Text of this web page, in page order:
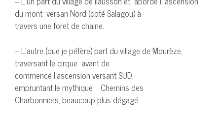
du mont versan Nord (coté Salagou) à
travers une foret de chaine.
– L’autre (que je péfère) part du village de Mourèze,
traversant le cirque avant de
commencé l’ascension versant SUD,
empruntant le mythique Chemins des
Charbonniers, beaucoup plus dégagé .